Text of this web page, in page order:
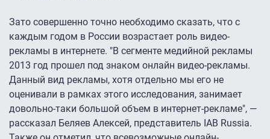
Зато совершенно точно необходимо сказать, что с
каждым годом в России возрастает роль видео-
рекламы в интернете. "В сегменте медийной рекламы
2013 год прошел под знаком онлайн видео-рекламы.
Данный вид рекламы, хотя отдельно мы его не
оценивали в рамках этого исследования, занимает
довольно-таки большой объем в интернет-рекламе", —
рассказал Беляев Алексей, представитель IAB Russia.